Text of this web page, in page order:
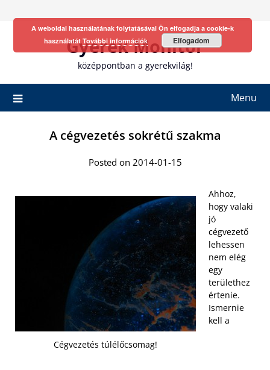
Gyerek Monitor
középpontban a gyerekvilág!
Menu
A cégvezetés sokrétű szakma
Posted on 2014-01-15
Cégvezetés túlélőcsomag!
Ahhoz,
hogy valaki
jó
cégvezető
lehessen
nem elég
egy
területhez
értenie.
Ismernie
kell a
A weboldal használatának folytatásával Ön elfogadja a cookie-k
használatát További információk Elfogadom